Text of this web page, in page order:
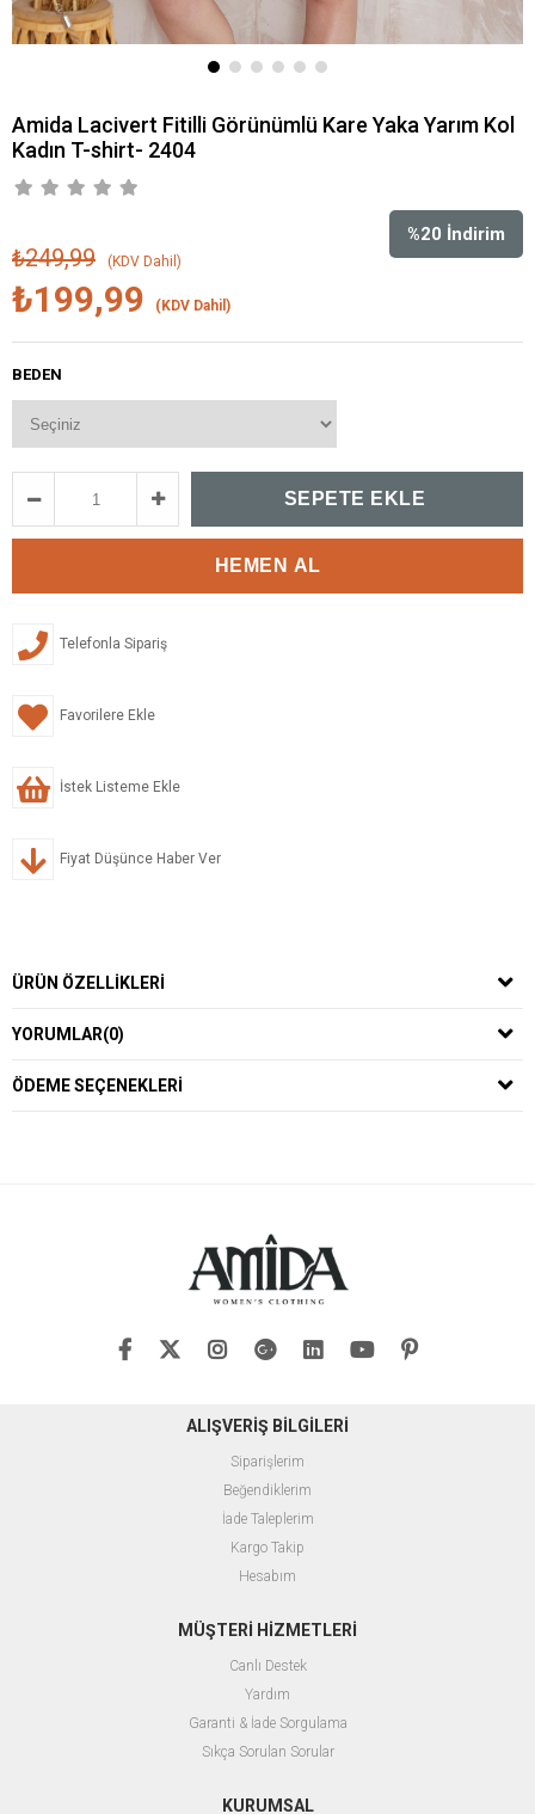
Amida Lacivert Fitilli Görünümlü Kare Yaka Yarım Kol
Kadın T-shirt- 2404
%20 İndirim
₺249,99 (KDV Dahil)
₺199,99 (KDV Dahil)
BEDEN
Telefonla Sipariş
Favorilere Ekle
İstek Listeme Ekle
Fiyat Düşünce Haber Ver
ÜRÜN ÖZELLIKLERI
YORUMLAR(0)
ÖDEME SEÇENEKLERI
ALIŞVERİŞ BİLGİLERİ
Siparişlerim
Beğendiklerim
İade Taleplerim
Kargo Takip
Hesabım
MÜŞTERİ HİZMETLERİ
Canlı Destek
Yardım
Garanti & İade Sorgulama
Sıkça Sorulan Sorular
KURUMSAL